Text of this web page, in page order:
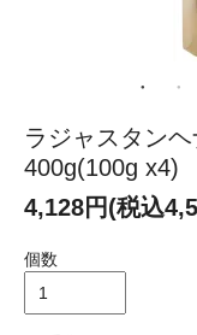
ラジャスタン
400g(100g x4)
4,128円(税込
個数